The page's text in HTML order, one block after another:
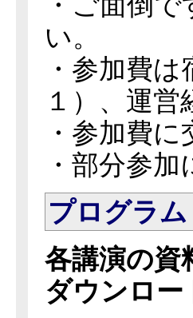
い。
・参加費
１）、運
・参加費
・部分参
プログラム
各講演の資
ダウンロー